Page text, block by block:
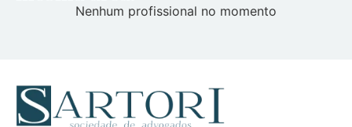
Nenhum profissional no momento